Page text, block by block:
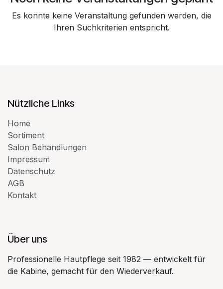
Es konnte keine Veranstaltung gefunden werden, die
Ihren Suchkriterien entspricht.
Nützliche Links
Home
Sortiment
Salon Behandlungen
Impressum
Datenschutz
AGB
Kontakt
Über uns
Professionelle Hautpflege seit 1982 — entwickelt für
die Kabine, gemacht für den Wiederverkauf.